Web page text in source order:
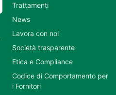
Trattamenti
News
Lavora con noi
Società trasparente
Etica e Compliance
Codice di Comportamento per
i Fornitori